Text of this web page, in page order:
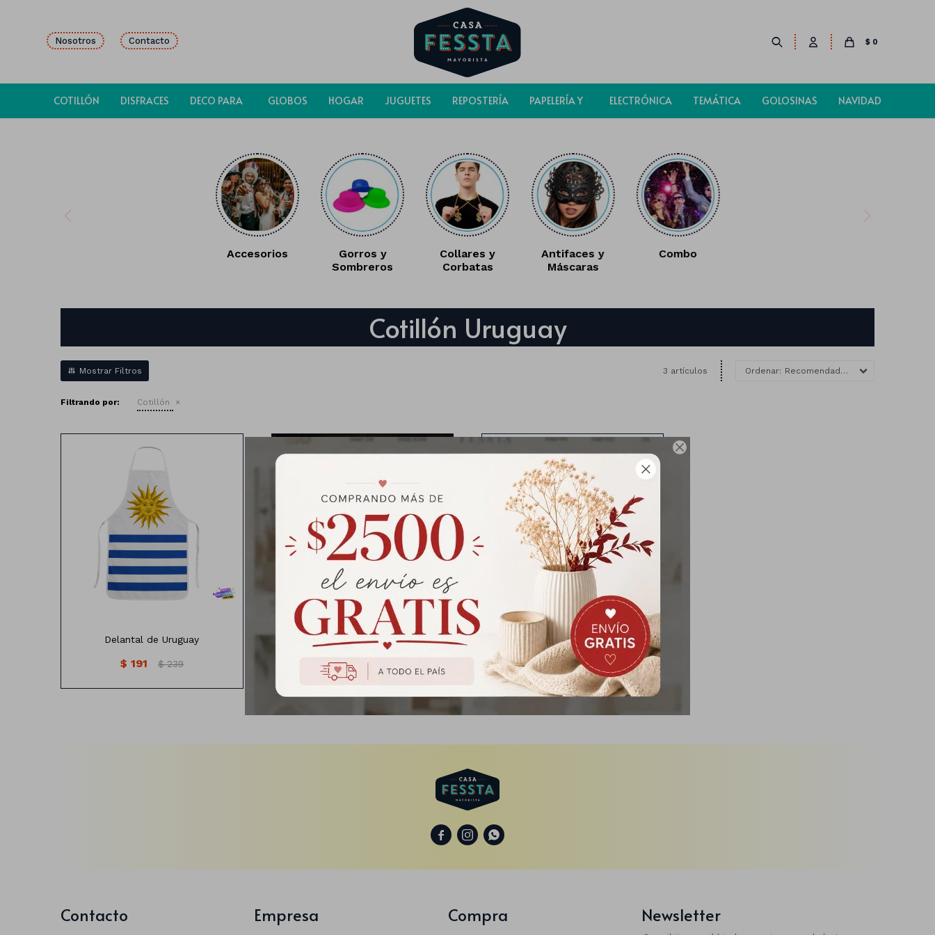

COTILLÓN DISFRACES DECO PARA GLOBOS HOGAR JUGUETES REPOSTERÍA PAPELERÍA Y ELECTRÓNICA TEMÁTICA GOLOSINAS NAVIDAD
$ 0
Nosotros Contacto
Accesorios
Gorros y
Sombreros
Collares y
Corbatas
Antifaces y
Máscaras
Combo
Cotillón Uruguay
3 artículos Recomendados
Filtrando por: Cotillón
Delantal de Uruguay
$ 191 $ 239
Vincha de Flores Amarilla con Luz
$ 135 169
Bandera de Uruguay DE TELA
Medias: 90cm x 150cm
Bandera de Uruguay 90x150cm
$ 191 $ 239
  
Contacto Empresa Compra Newsletter